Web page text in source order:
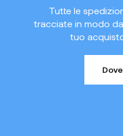
Tutte le
tracciate in modo
tuo